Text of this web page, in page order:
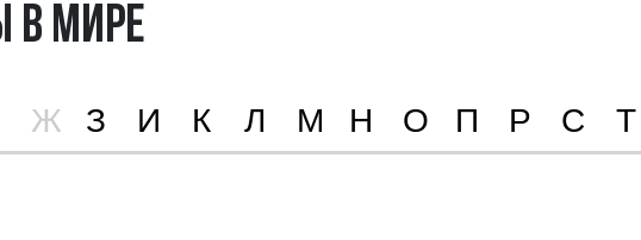
В МИРЕ
Ж З И К Л М Н О П Р С Т